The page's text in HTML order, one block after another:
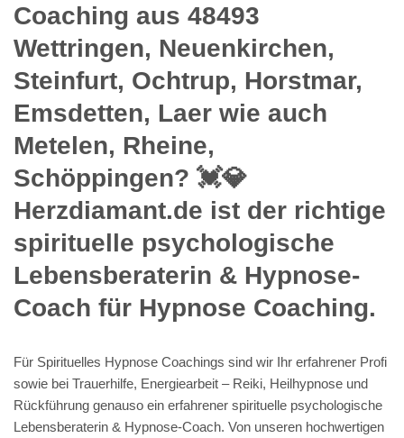
Coaching aus 48493
Wettringen, Neuenkirchen,
Steinfurt, Ochtrup, Horstmar,
Emsdetten, Laer wie auch
Metelen, Rheine,
Schöppingen? 💓️💎
Herzdiamant.de ist der richtige
spirituelle psychologische
Lebensberaterin & Hypnose-
Coach für Hypnose Coaching.
Für Spirituelles Hypnose Coachings sind wir Ihr erfahrener Profi
sowie bei Trauerhilfe, Energiearbeit – Reiki, Heilhypnose und
Rückführung genauso ein erfahrener spirituelle psychologische
Lebensberaterin & Hypnose-Coach. Von unseren hochwertigen